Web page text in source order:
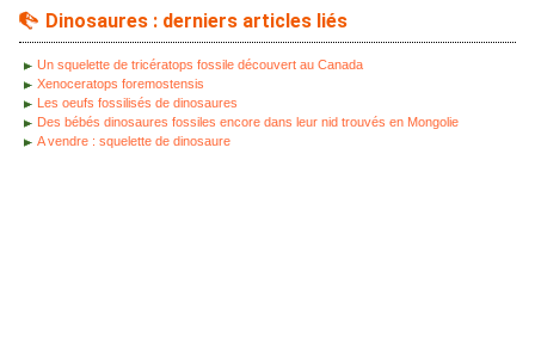
Dinosaures : derniers articles liés
Un squelette de tricératops fossile découvert au Canada
Xenoceratops foremostensis
Les oeufs fossilisés de dinosaures
Des bébés dinosaures fossiles encore dans leur nid trouvés en Mongolie
A vendre : squelette de dinosaure